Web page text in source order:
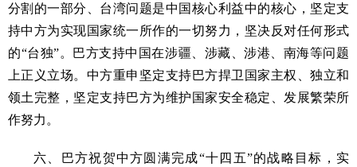
分割的一部分、台湾问题是中国核心利益中的核心，坚定支
持中方为实现国家统一所作的一切努力，坚决反对任何形式
的“台独”。巴方支持中国在涉疆、涉藏、涉港、南海等问题
上正义立场。中方重申坚定支持巴方捍卫国家主权、独立和
领土完整，坚定支持巴方为维护国家安全稳定、发展繁荣所
作努力。
六、巴方祝贺中方圆满完成“十四五”的战略目标，实